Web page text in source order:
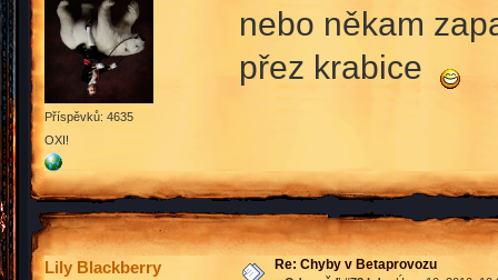
Příspěvků: 4635
OXI!
nebo někam
přez krabice
Lily Blackberry Re: Chyby v Betaprovozu